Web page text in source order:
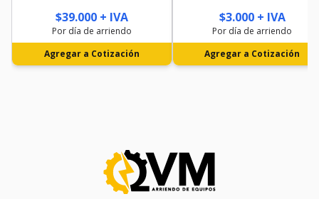
$39.000 + IVA
Por día de arriendo
Agregar a Cotización
$3.000 + IVA
Por día de arriendo
Agregar a Cotización